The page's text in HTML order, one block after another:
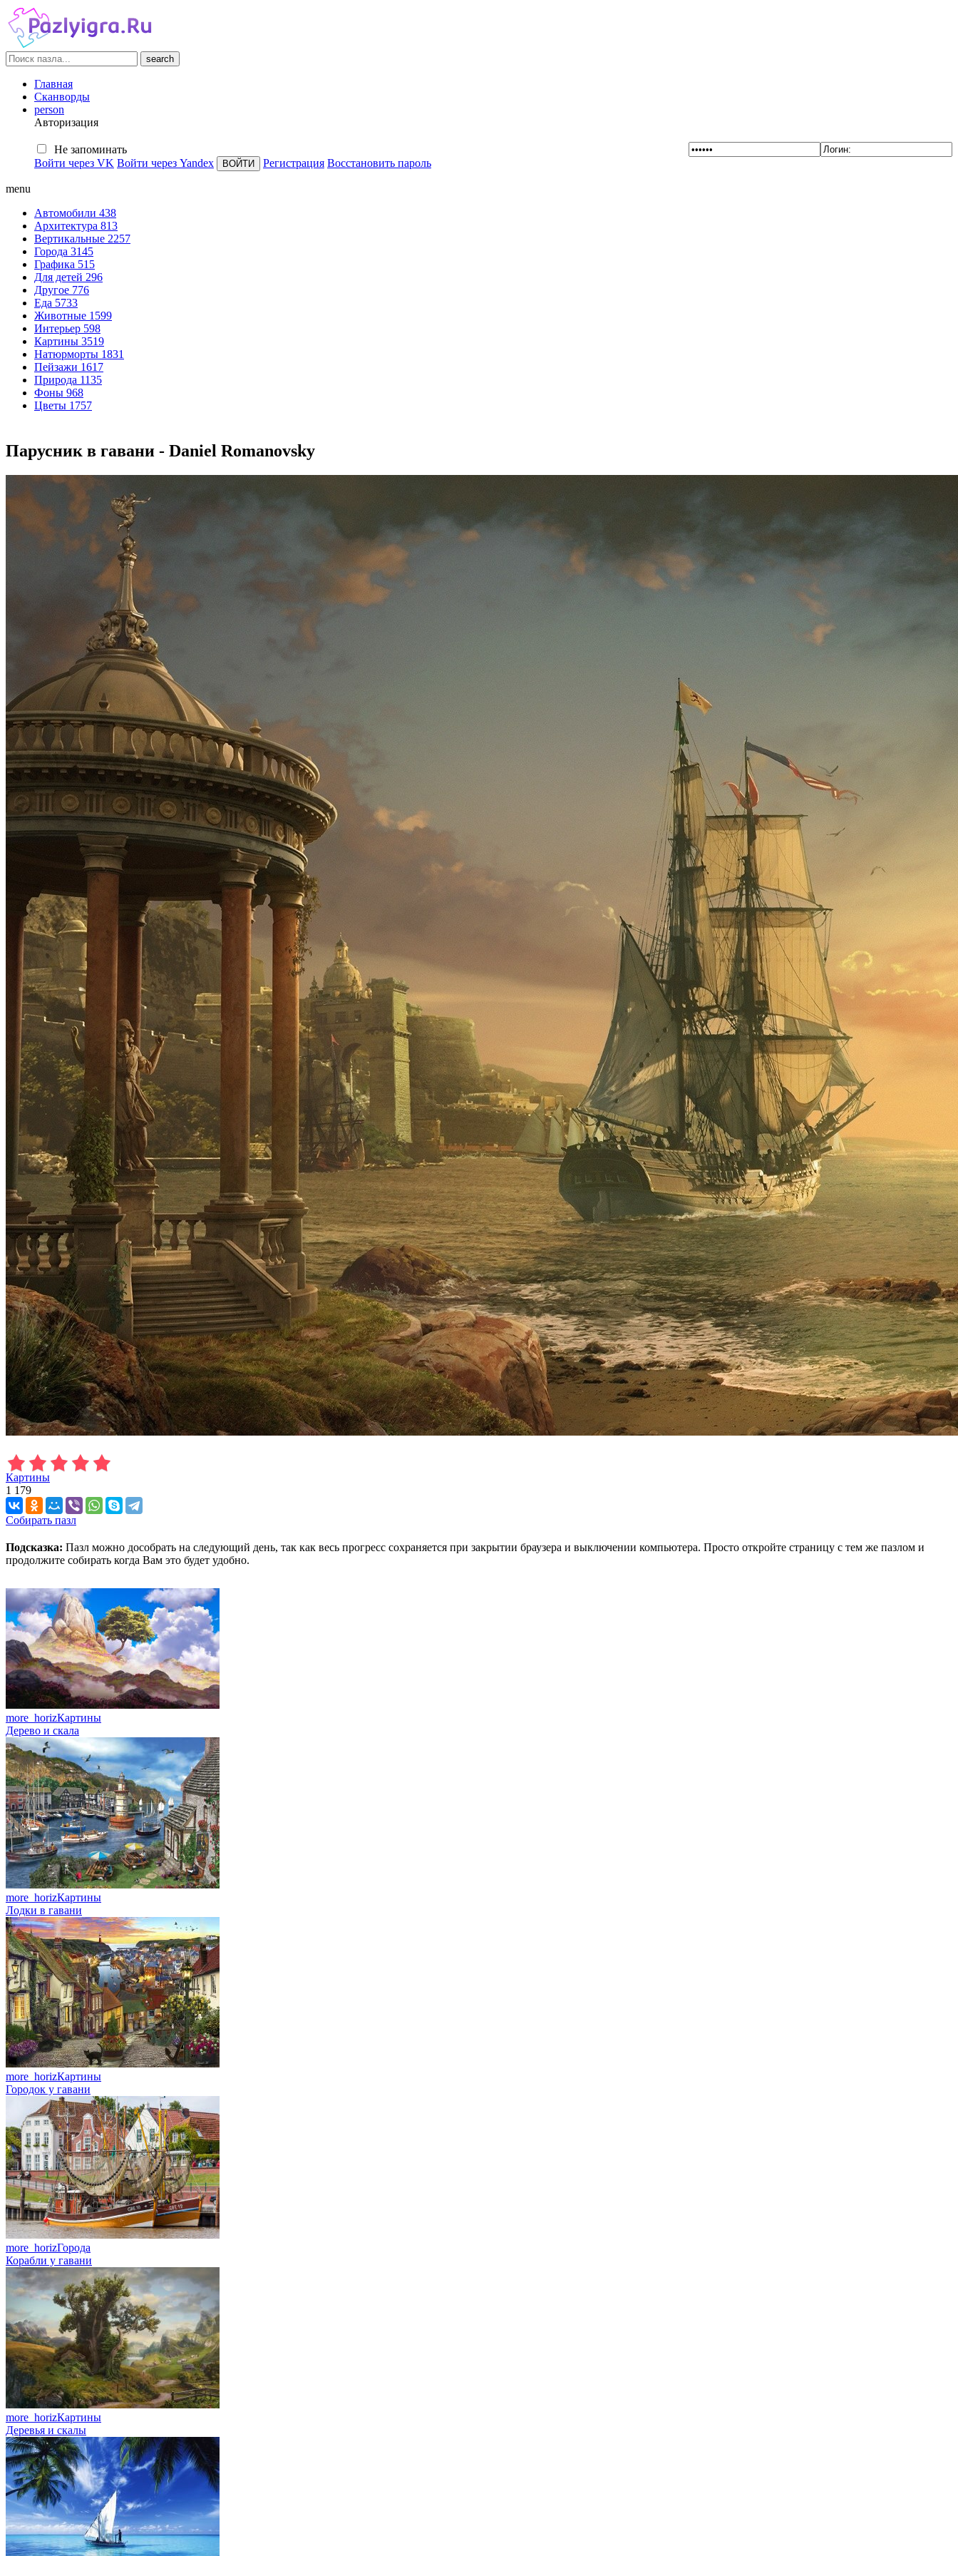
search
Главная
Сканворды
person
Авторизация
Не запоминать
Войти через VK Войти через Yandex Регистрация Восстановить пароль
menu
Автомобили 438
Архитектура 813
Вертикальные 2257
Города 3145
Графика 515
Для детей 296
Другое 776
Еда 5733
Животные 1599
Интерьер 598
Картины 3519
Натюрморты 1831
Пейзажи 1617
Природа 1135
Фоны 968
Цветы 1757
Парусник в гавани - Daniel Romanovsky
Картины
1 179
Собирать пазл
Подсказка: Пазл можно дособрать на следующий день, так как весь прогресс сохраняется при закрытии браузера и выключении компьютера. Просто откройте страницу с тем же пазлом и
продолжите собирать когда Вам это будет удобно.
more_horizКартины
Дерево и скала
more_horizКартины
Лодки в гавани
more_horizКартины
Городок у гавани
more_horizГорода
Корабли у гавани
more_horizКартины
Деревья и скалы